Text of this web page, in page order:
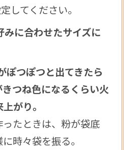
してください。
みに合わせたサイズに
ぽつぽつと出てきたら
つね色になるくらい火
がり。
たときは、粉が袋底
時々袋を振る。